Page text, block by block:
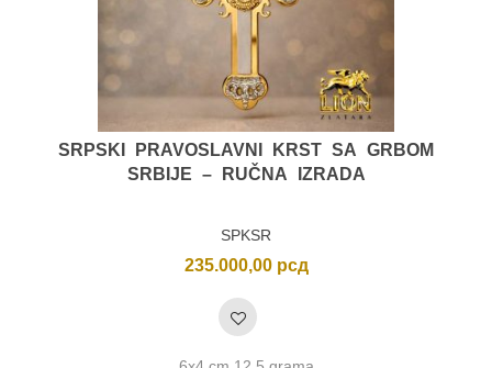
SRPSKI PRAVOSLAVNI KRST SA GRBOM
SRBIJE – RUČNA IZRADA
SPKSR
235.000,00 рсд